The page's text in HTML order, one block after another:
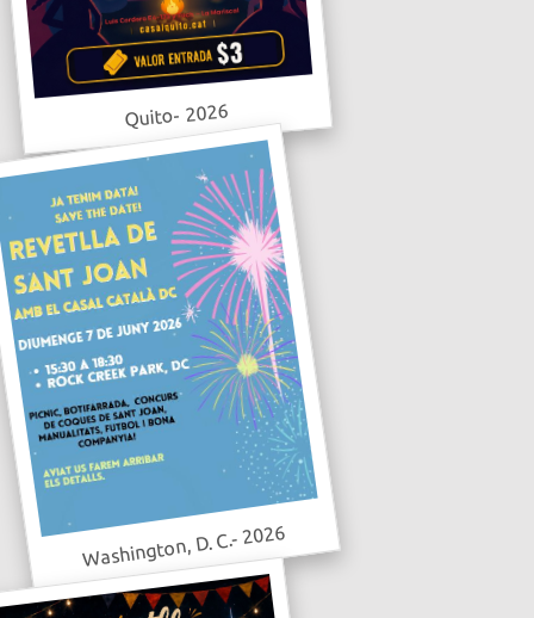
Quito- 2026
Washington, D. C.- 2026